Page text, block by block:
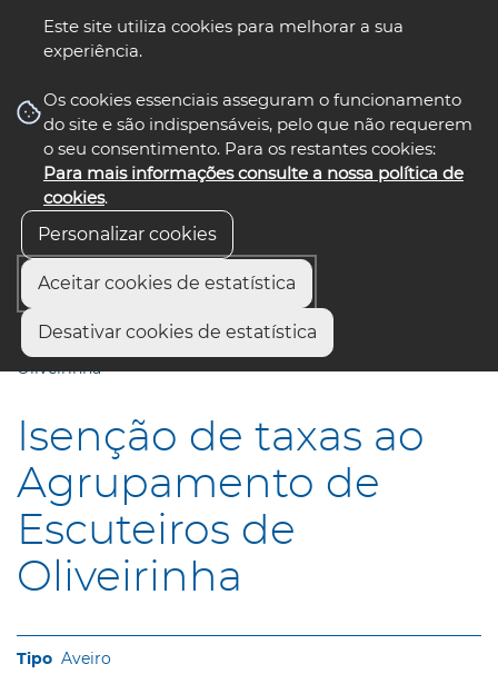
Este site utiliza cookies para melhorar a sua
experiência.
Os cookies essenciais asseguram o funcionamento
do site e são indispensáveis, pelo que não requerem
o seu consentimento. Para os restantes cookies:
Para mais informações consulte a nossa política de
cookies.
Personalizar cookies
Aceitar cookies de estatística
Desativar cookies de estatística
nos select language
Início
Isenção de taxas ao Agrupamento de Escuteiros de
Oliveirinha
Isenção de taxas ao
Agrupamento de
Escuteiros de
Oliveirinha
Aveiro